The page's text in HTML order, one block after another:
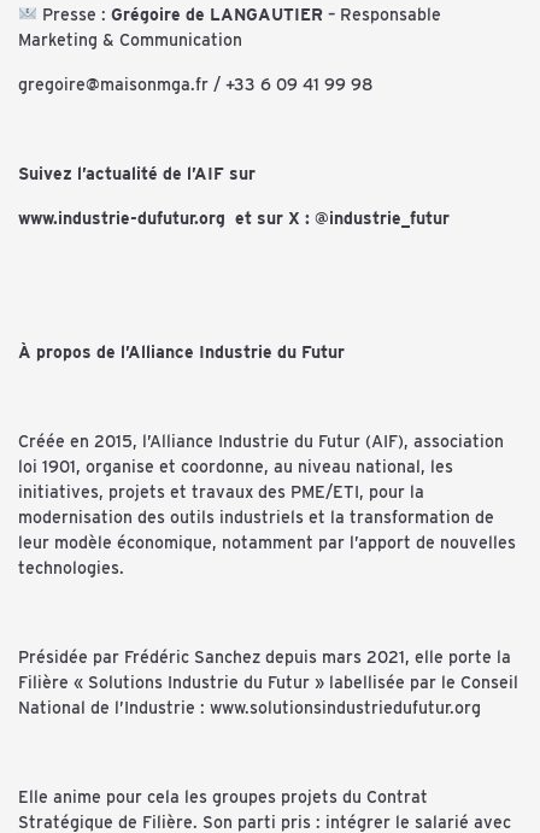
Presse : Grégoire de LANGAUTIER – Responsable
Marketing & Communication
gregoire@maisonmga.fr / +33 6 09 41 99 98
Suivez l’actualité de l’AIF sur
www.industrie-dufutur.org et sur X : @industrie_futur
À propos de l’Alliance Industrie du Futur
Créée en 2015, l’Alliance Industrie du Futur (AIF), association
loi 1901, organise et coordonne, au niveau national, les
initiatives, projets et travaux des PME/ETI, pour la
modernisation des outils industriels et la transformation de
leur modèle économique, notamment par l’apport de nouvelles
technologies.
Présidée par Frédéric Sanchez depuis mars 2021, elle porte la
Filière « Solutions Industrie du Futur » labellisée par le Conseil
National de l’Industrie : www.solutionsindustriedufutur.org
Elle anime pour cela les groupes projets du Contrat
Stratégique de Filière. Son parti pris : intégrer le salarié avec